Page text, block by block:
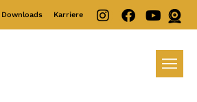
Downloads Karriere